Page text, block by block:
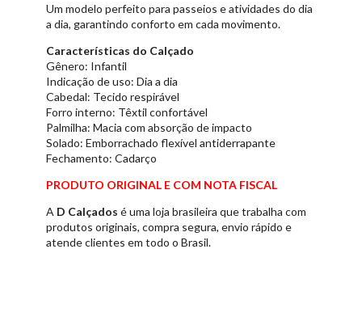
Um modelo perfeito para passeios e atividades do dia
a dia, garantindo conforto em cada movimento.
Características do Calçado
Gênero: Infantil
Indicação de uso: Dia a dia
Cabedal: Tecido respirável
Forro interno: Têxtil confortável
Palmilha: Macia com absorção de impacto
Solado: Emborrachado flexível antiderrapante
Fechamento: Cadarço
PRODUTO ORIGINAL E COM NOTA FISCAL
A D Calçados é uma loja brasileira que trabalha com
produtos originais, compra segura, envio rápido e
atende clientes em todo o Brasil.